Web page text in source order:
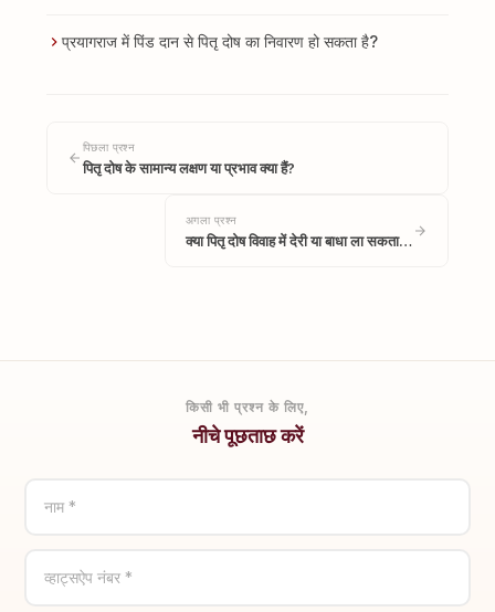
प्रयागराज में पिंड दान से पितृ दोष का निवारण हो सकता है?
पिछला प्रश्न
पितृ दोष के सामान्य लक्षण या प्रभाव क्या हैं?
अगला प्रश्न
क्या पितृ दोष विवाह में देरी या बाधा ला सकता…
किसी भी प्रश्न के लिए,
नीचे पूछताछ करें
नाम *
व्हाट्सऐप नंबर *